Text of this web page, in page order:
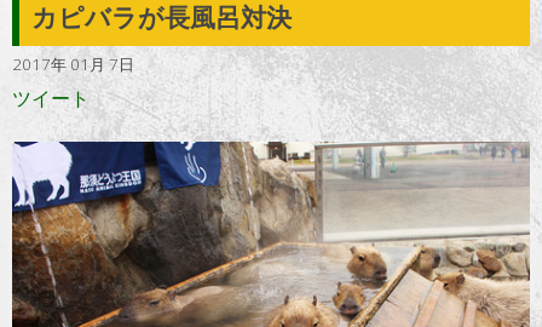
ホーム
ファション
エンターテイメント
グルメ
トラベル
カピバラが長風呂対決
2017年 01月 7日
ツイート